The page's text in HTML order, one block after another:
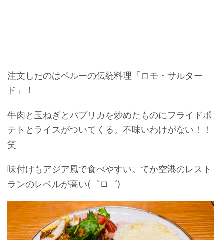
注文したのはペルーの伝統料理「ロモ・サルター
ド」！
牛肉と玉ねぎとパプリカを炒めたものにフライドポ
テトとライスがついてくる。不味いわけがない！！
笑
味付けもアジア風で食べやすい。てか空港のレスト
ランのレベルが高い(゜ロ゜)